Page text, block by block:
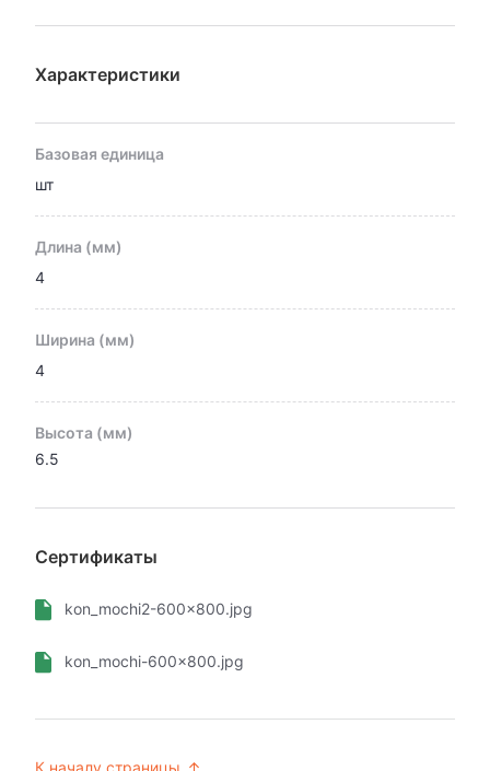
Характеристики
Базовая единица
шт
Длина (мм)
4
Ширина (мм)
4
Высота (мм)
6.5
Сертификаты
kon_mochi2-600x800.jpg
kon_mochi-600x800.jpg
К началу страницы